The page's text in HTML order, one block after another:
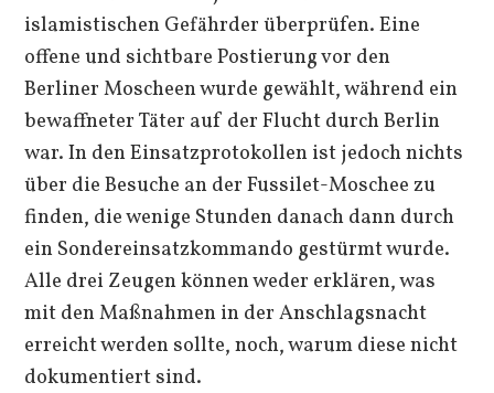
islamistischen Gefährder überprüfen. Eine
offene und sichtbare Postierung vor den
Berliner Moscheen wurde gewählt, während ein
bewaffneter Täter auf der Flucht durch Berlin
war. In den Einsatzprotokollen ist jedoch nichts
über die Besuche an der Fussilet-Moschee zu
finden, die wenige Stunden danach dann durch
ein Sondereinsatzkommando gestürmt wurde.
Alle drei Zeugen können weder erklären, was
mit den Maßnahmen in der Anschlagsnacht
erreicht werden sollte, noch, warum diese nicht
dokumentiert sind.